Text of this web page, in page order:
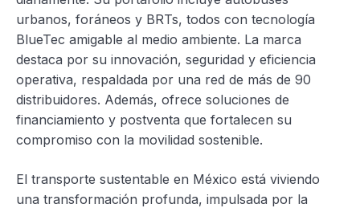
urbanos, foráneos y BRTs, todos con tecnología
BlueTec amigable al medio ambiente. La marca
destaca por su innovación, seguridad y eficiencia
operativa, respaldada por una red de más de 90
distribuidores. Además, ofrece soluciones de
financiamiento y postventa que fortalecen su
compromiso con la movilidad sostenible.
El transporte sustentable en México está viviendo
una transformación profunda, impulsada por la